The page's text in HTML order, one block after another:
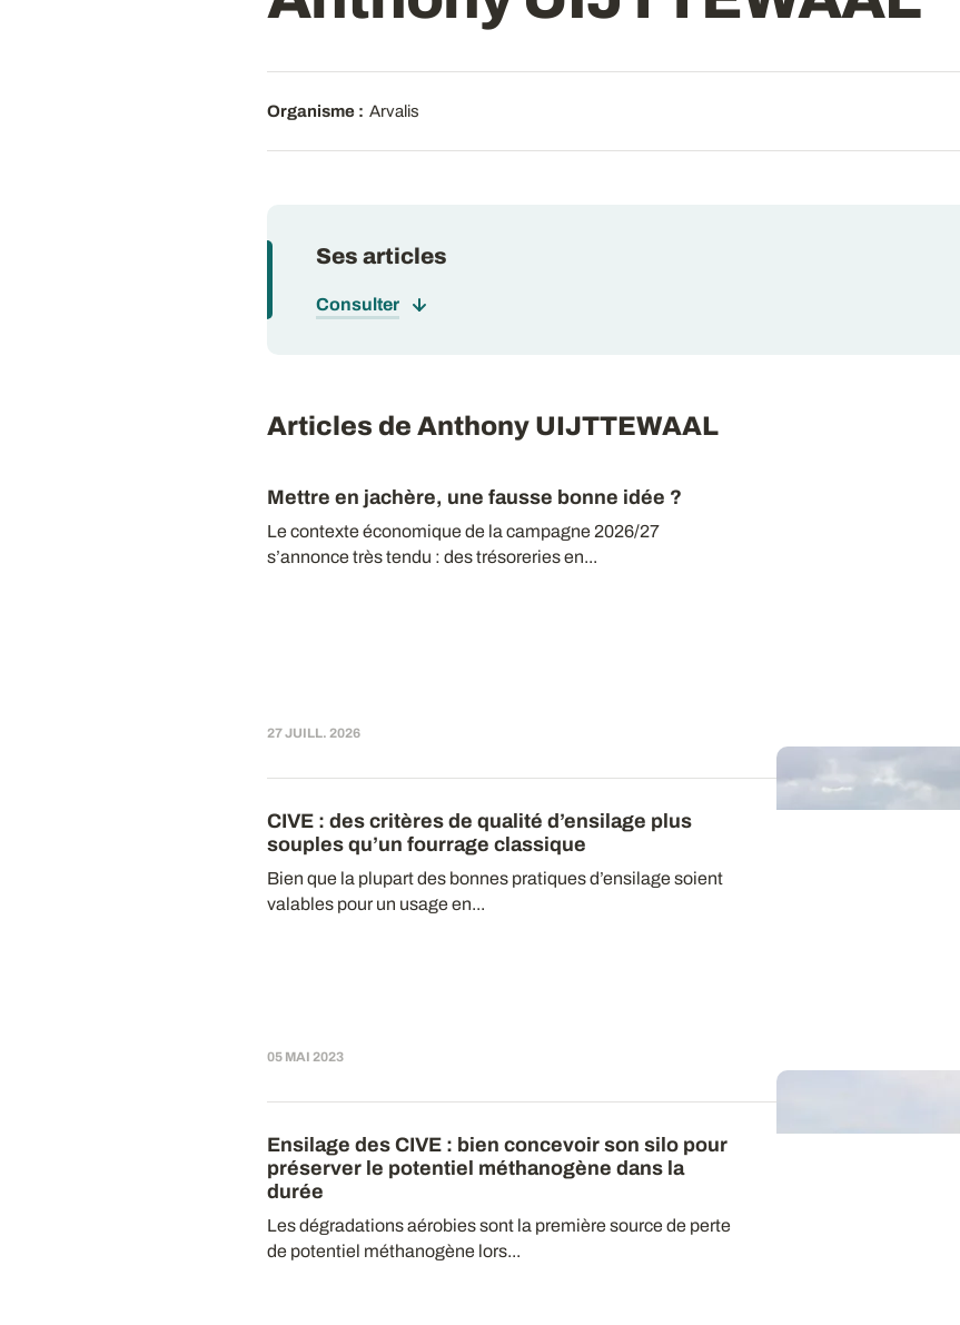
Organisme : Arvalis
Ses articles
Consulter
Articles de Anthony UIJTTEWAAL
Mettre en jachère, une fausse bonne idée ?
Le contexte économique de la campagne 2026/27
s’annonce très tendu : des trésoreries en...
27 JUILL. 2026
CIVE : des critères de qualité d’ensilage plus
souples qu’un fourrage classique
Bien que la plupart des bonnes pratiques d’ensilage soient
valables pour un usage en...
05 MAI 2023
Ensilage des CIVE : bien concevoir son silo pour
préserver le potentiel méthanogène dans la
durée
Les dégradations aérobies sont la première source de perte
de potentiel méthanogène lors...